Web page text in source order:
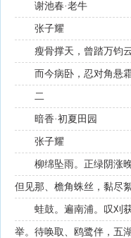
谢池春·老牛
张子耀
瘦骨撑天，曾踏万钧
而今病卧，忍对角悬
二
暗香·初夏田园
张子耀
柳绵坠雨。正绿阴涨
但见那、檐角蛛丝，黏尽
蛙鼓。遍南浦。叹刈
举。待唤取、鸥鹭伴，五